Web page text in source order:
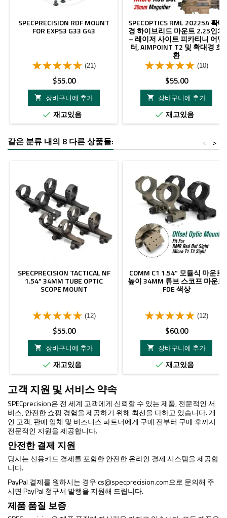
SPECPRECISION RDF MOUNT
FOR EXPS3 G33 G43
(21)
가
격
$55.00

장바구니에 추가
 재고있음
SPECOPTICS RML 20225A 확대
경 하이브리드 마운트 2.25인치
– 레이저 사이트 피카티니 어댑
터, AIMPOINT T2 및 확대경 호
환
(10)
가
격
$55.00

장바구니에 추가
 재고있음
같은 분류 내의 8 다른 상품들: >
<
SPECPRECISION TACTICAL NF
1.54" 34MM TUBE OPTIC
SCOPE MOUNT
(12)
가
격
$55.00

장바구니에 추가
 재고있음
COMM C1 1.54" 모듈식 마운트
높이 34MM 튜브 스코프 마운트
FDE 색상
(12)
가
격
$60.00

장바구니에 추가
 재고있음
고객 지원 및 서비스 약속
SPECprecision은 전 세계 고객에게 신뢰할 수 있는 제품, 전문적인 서
비스, 안전한 쇼핑 경험을 제공하기 위해 최선을 다하고 있습니다. 개
인 고객, 판매 업체 및 비즈니스 파트너에게 구매 전부터 구매 후까지
전문적인 지원을 제공합니다.
안전한 결제 지원
당사는 신용카드 결제를 포함한 안전한 온라인 결제 시스템을 제공합
니다.
PayPal 결제를 원하시는 경우cs@specprecision.com으로 문의해 주
시면 PayPal 청구서 발행을 지원해 드립니다.
제품 품질 보증